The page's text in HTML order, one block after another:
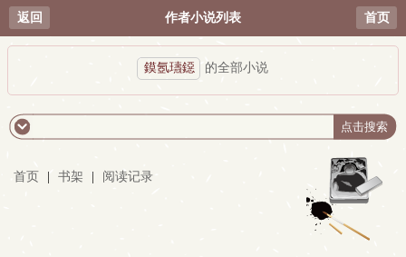
返回 作者小说列表 首页
鏌氬瓙鐚 的全部小说
首页 书架 阅读记录